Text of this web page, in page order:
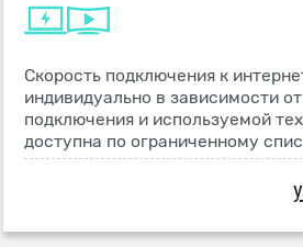
Скорость подключения к
индивидуально в зависимости
подключения и используемой
доступна по ограниченному